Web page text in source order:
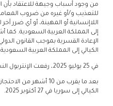
من وجود أسباب وجيهة للاعتقاد
للتعذيب و/أو غيره من ضروب
اللاإنسانية أو المهينة، أو أي ضرر
إلى المملكة العربية السعودية. كما
الإعادة القسرية بموجب القانون
الكيالي إلى المملكة العربية السعودية.
في 25 يوليو 2025، رفعت الإنتربول النشرة الحمراء الصادرة بحق الكيالي.
بعد ما يقرب من 10
الكيالي إلى سوريا في 27 أكتوبر 2025.